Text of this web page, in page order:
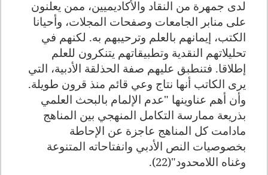
لدى جمهرة من النقاد والأكاديميين، ممن يعلنون
على منابر الجامعات وصفحات المجلات، وأحيانا
الكتب، إيمانهم بالعلم وترحيبهم به. لكنهم في
تحليلاتهم النقدية وتطبيقاتهم يتنكرون للعلم
إطلاقا. فتنطبق عليهم صفة الحذلقة الأدبية، التي
يرى الكاتب أنها نتاج وعي قائم منذ قرون طويلة.
وأن أهم عناوينها "عدم الإلمام بالبحث العلمي
بذريعة ممارسة التكامل المنهجي بين المناهج
مادامت كل المناهج عاجزة عن الإحاطة
بخصوصيات النص الأدبي وانفتاحاته المتنوعة
وغناه اللامحدود"(22).